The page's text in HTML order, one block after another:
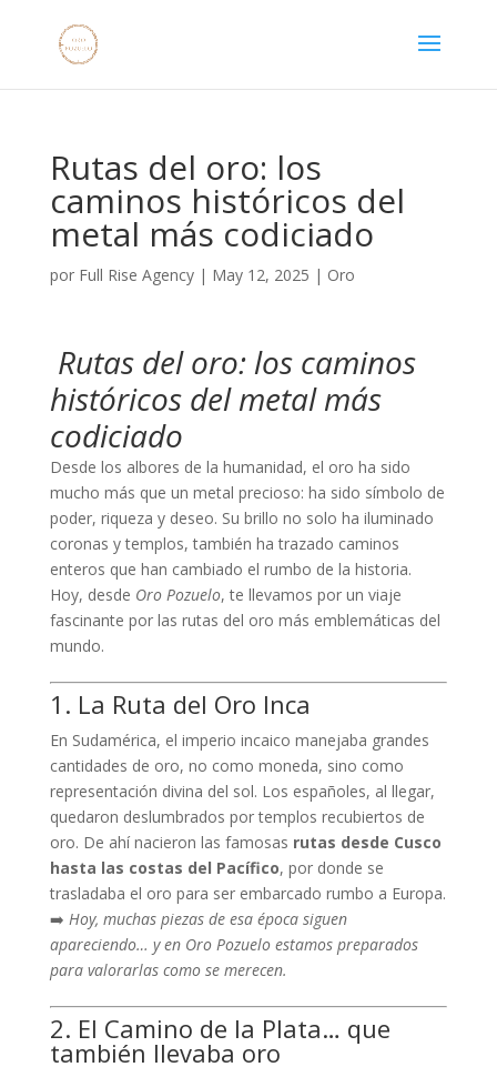
Rutas del oro: los
caminos históricos del
metal más codiciado
por Full Rise Agency| May 12, 2025 | Oro
Rutas del oro: los caminos
históricos del metal más
codiciado
Desde los albores de la humanidad, el oro ha sido
mucho más que un metal precioso: ha sido símbolo de
poder, riqueza y deseo. Su brillo no solo ha iluminado
coronas y templos, también ha trazado caminos
enteros que han cambiado el rumbo de la historia.
Hoy, desde Oro Pozuelo, te llevamos por un viaje
fascinante por las rutas del oro más emblemáticas del
mundo.
1. La Ruta del Oro Inca
En Sudamérica, el imperio incaico manejaba grandes
cantidades de oro, no como moneda, sino como
representación divina del sol. Los españoles, al llegar,
quedaron deslumbrados por templos recubiertos de
oro. De ahí nacieron las famosas rutas desde Cusco
hasta las costas del Pacífico, por donde se
trasladaba el oro para ser embarcado rumbo a Europa.
➡️ Hoy, muchas piezas de esa época siguen
apareciendo… y en Oro Pozuelo estamos preparados
para valorarlas como se merecen.
2. El Camino de la Plata… que
también llevaba oro